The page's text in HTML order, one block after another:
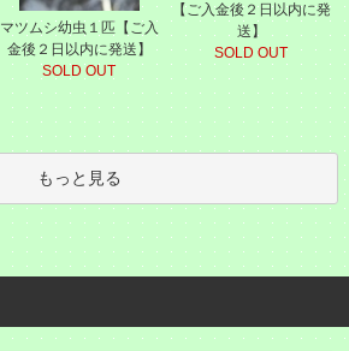
マツムシ幼虫１匹【ご入
金後２日以内に発送】
SOLD OUT
【ご入金後２日以内に発
送】
SOLD OUT
もっと見る